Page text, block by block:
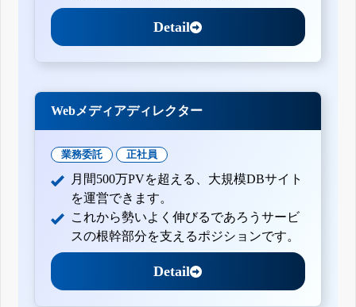
Detail
Webメディアディレクター
業務委託 正社員
月間500万PVを超える、大規模DBサイト
を運営できます。
これから勢いよく伸びるであろうサービ
スの根幹部分を支えるポジションです。
Detail